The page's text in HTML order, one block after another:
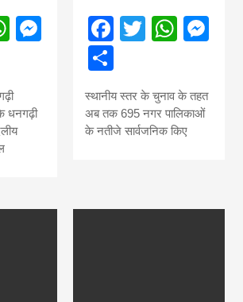
WhatsApp
Messenger
धनगढ़ी
Facebook
Twitter
Share
स्थानीय स्तर के चुनाव के तहत
अब तक 695 नगर पालिकाओं
के नतीजे सार्वजनिक किए